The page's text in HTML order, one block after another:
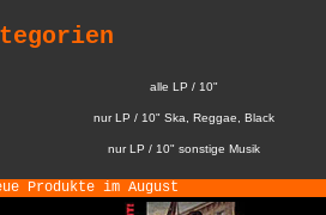
alle LP / 10"
nur LP / 10" Ska, Reggae, Black
nur LP / 10" sonstige Musik
Produkte im August